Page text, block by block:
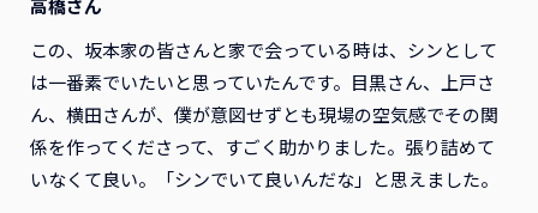
この、坂本家の皆さんと家で会っている時は、シンとして
は一番素でいたいと思っていたんです。目黒さん、上戸さ
ん、横田さんが、僕が意図せずとも現場の空気感でその関
係を作ってくださって、すごく助かりました。張り詰めて
いなくて良い。「シンでいて良いんだな」と思えました。